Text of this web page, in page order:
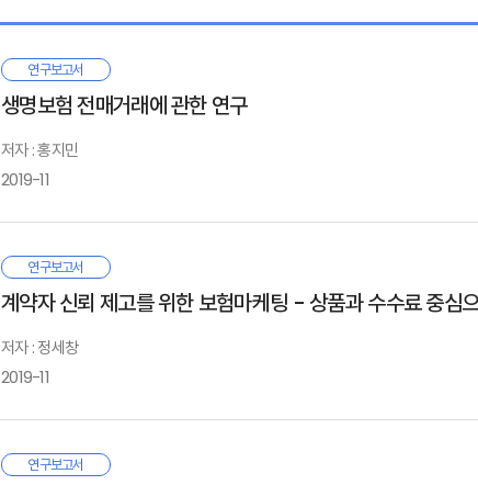
Ⅱ. 국내 치매 현황과 피해자 손해배상 체계
1. 국내 치매 현황
2. 국내 치매 사고 현황과 위험 유형
3. 국내 피해자 손해배상 체계와 문제점
4. 국내 치매 관련 유사보험과 비교
Ⅲ. 일본 치매 피해 판결과 대응 및 사례
1. 일본 치매 현황과 손해배상 체계
3. 국내 피해자 손해배상 체계와 문제점
4. 국내 치매 관련 유사보험과 비교
Ⅳ. 국내 도입을 위한 시사점
연구보고서
생명보험 전매거래에 관한 연구
저자 : 홍지민
2019-11
생명보험 전매거래는 계약자로 하여금 제3자인 투자자에게 본인의 계약
미국, 독일 등지에서 허용되고 있으며, 2018년 중국 역시 2년간의 시범
생명보험 전매제도의 도입이 국내에서도 논의된 바 있으나 현실화되지는
도입에 대한 논의는 언제든 재개될 수 있다.
영향을 살펴보는 연구결과들이 서로 상이한 결과를 내놓고 있다는 점에
Ⅰ. 연구 배경
Ⅱ. 생명보험 전매제도의 이해
2. 생명보험 전매거래의 구조
3. 생명보험 전매의 리스크
4. 생명보험 전매의 특징과 최근 경향
연구보고서
계약자 신뢰 제고를 위한 보험마케팅 - 상품과 수수료 중심
저자 : 정세창
2019-11
한국보험산업은 양적 성장을 지향하면서 그동안 질적인 측면에서 관리를
연구보고서